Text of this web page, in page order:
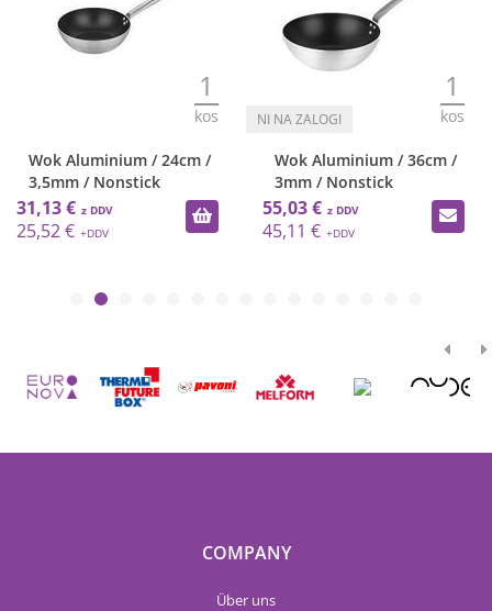
1
kos
Wok Aluminium / 24cm /
3,5mm / Nonstick
31,13 €
25,52 €
1
kos
Wok Aluminium / 36cm /
3mm / Nonstick
55,03 €
45,11 €
COMPANY
Über uns